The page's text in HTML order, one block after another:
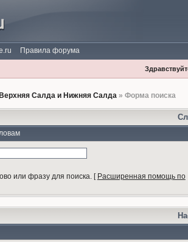
Правила форума
Салда и Нижняя Салда» Форма поиска
или фразу для поиска.[ Расширенная помощь по